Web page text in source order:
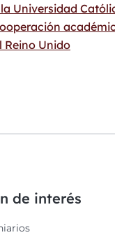
Universidad
Reino Unido
de interés